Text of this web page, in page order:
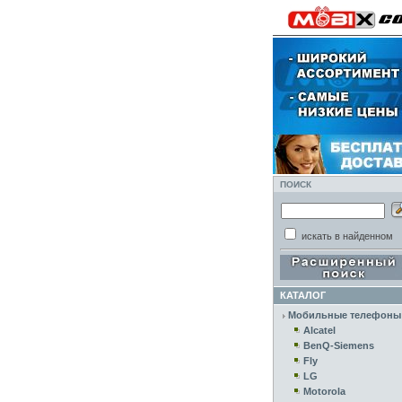
ПОИСК
искать в найденном
КАТАЛОГ
Мобильные телефоны
Alcatel
BenQ-Siemens
Fly
LG
Motorola